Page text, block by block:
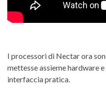
I processori di Nectar ora
mettesse assieme hardware
interfaccia pratica.